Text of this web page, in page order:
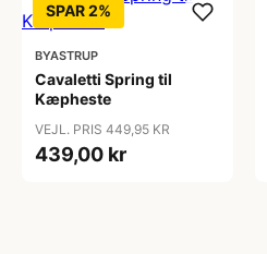
SPAR 2%
BYASTRUP
Cavaletti Spring til
Kæpheste
VEJL. PRIS 449,95 KR
439,00 kr